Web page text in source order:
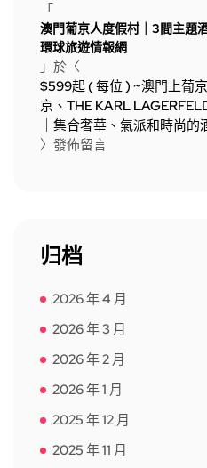
「
澳門葡京人度假村｜3間主題
環球旅遊情報網
」於〈
$599起 ( 每位 ) ~澳門上葡
京、THE KARL
｜集合奢華、氣派和時尚
〉發佈留言
归档
2026 年 4 月
2026 年 3 月
2026 年 2 月
2026 年 1 月
2025 年 12 月
2025 年 11 月